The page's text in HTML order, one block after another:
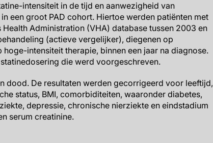
intensiteit in de tijd en aanwezigheid van
een groot PAD cohort. Hiertoe werden patiënten met
Administration (VHA) database tussen 2003 en
(actieve vergelijker), diegenen op
intensiteit therapie, binnen een jaar na diagnose.
die werd voorgeschreven.
dood. De resultaten werden gecorrigeerd voor leeftijd,
status, BMI, comorbiditeiten, waaronder diabetes,
depressie, chronische nierziekte en eindstadium
serum creatinine.